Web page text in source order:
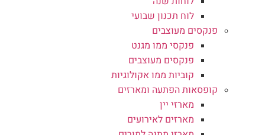
לוח תכנון שבועי
פנקסים מעוצבים
פנקסי ממו מגנט
פנקסים מעוצבים
קוביות ממו אקולוגיות
קופסאות הפתעה ומארזים
מארזי יין
מארזים לאירועים